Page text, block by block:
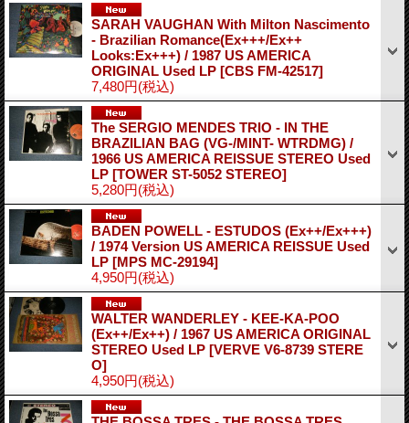
SARAH VAUGHAN With Milton Nascimento
- Brazilian Romance(Ex+++/Ex++
Looks:Ex+++) / 1987 US AMERICA
ORIGINAL Used LP [CBS FM-42517]
7,480円(税込)
The SERGIO MENDES TRIO - IN THE
BRAZILIAN BAG (VG-/MINT- WTRDMG) /
1966 US AMERICA REISSUE STEREO Used
LP [TOWER ST-5052 STEREO]
5,280円(税込)
BADEN POWELL - ESTUDOS (Ex++/Ex+++)
/ 1974 Version US AMERICA REISSUE Used
LP [MPS MC-29194]
4,950円(税込)
WALTER WANDERLEY - KEE-KA-POO
(Ex++/Ex++) / 1967 US AMERICA ORIGINAL
STEREO Used LP [VERVE V6-8739 STERE
O]
4,950円(税込)